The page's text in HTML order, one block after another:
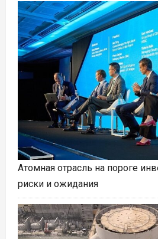
Атомная отрасль на пороге
риски и ожидания